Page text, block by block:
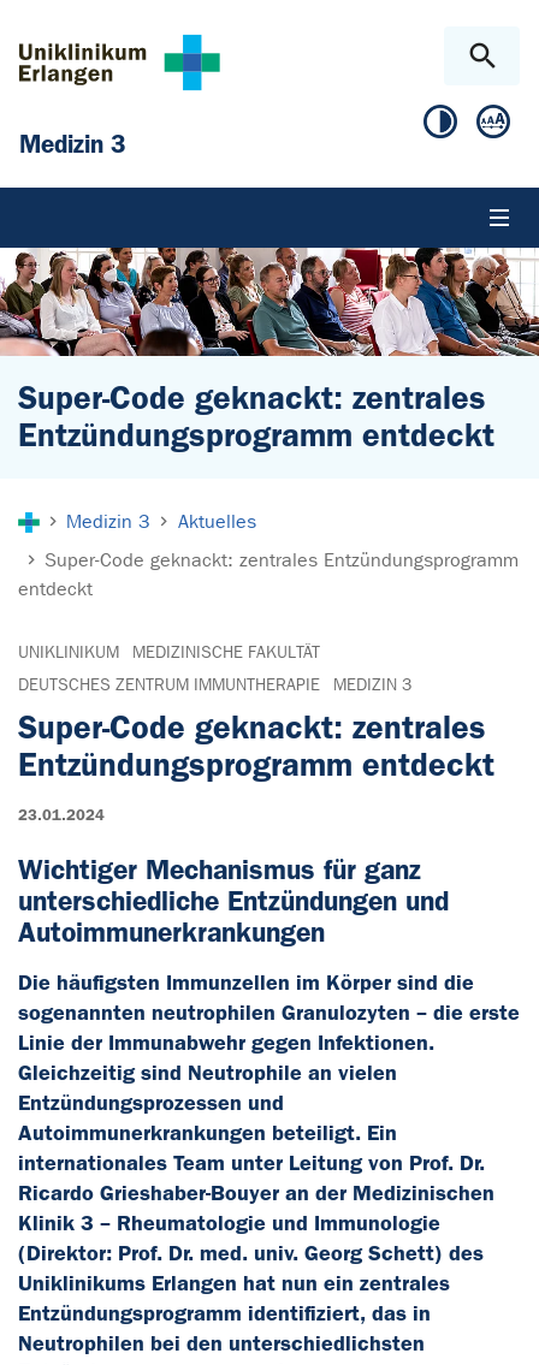
Medizin 3
Super-Code geknackt: zentrales
Entzündungsprogramm entdeckt
Medizin 3
Aktuelles
Super-Code geknackt: zentrales Entzündungsprogramm
entdeckt
UNIKLINIKUM
MEDIZINISCHE FAKULTÄT
DEUTSCHES ZENTRUM IMMUNTHERAPIE
MEDIZIN 3
Super-Code geknackt: zentrales
Entzündungsprogramm entdeckt
23.01.2024
Wichtiger Mechanismus für ganz
unterschiedliche Entzündungen und
Autoimmunerkrankungen
Die häufigsten Immunzellen im Körper sind die
sogenannten neutrophilen Granulozyten – die erste
Linie der Immunabwehr gegen Infektionen.
Gleichzeitig sind Neutrophile an vielen
Entzündungsprozessen und
Autoimmunerkrankungen beteiligt. Ein
internationales Team unter Leitung von Prof. Dr.
Ricardo Grieshaber-Bouyer an der Medizinischen
Klinik 3 – Rheumatologie und Immunologie
(Direktor: Prof. Dr. med. univ. Georg Schett) des
Uniklinikums Erlangen hat nun ein zentrales
Entzündungsprogramm identifiziert, das in
Neutrophilen bei den unterschiedlichsten